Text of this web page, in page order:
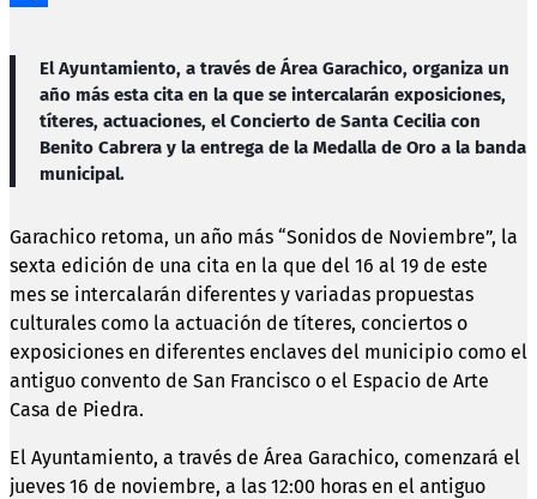
El Ayuntamiento, a través de Área Garachico, organiza un
año más esta cita en la que se intercalarán exposiciones,
títeres, actuaciones, el Concierto de Santa Cecilia con
Benito Cabrera y la entrega de la Medalla de Oro a la banda
municipal.
Garachico retoma, un año más “Sonidos de Noviembre”, la
sexta edición de una cita en la que del 16 al 19 de este
mes se intercalarán diferentes y variadas propuestas
culturales como la actuación de títeres, conciertos o
exposiciones en diferentes enclaves del municipio como el
antiguo convento de San Francisco o el Espacio de Arte
Casa de Piedra.
El Ayuntamiento, a través de Área Garachico, comenzará el
jueves 16 de noviembre, a las 12:00 horas en el antiguo